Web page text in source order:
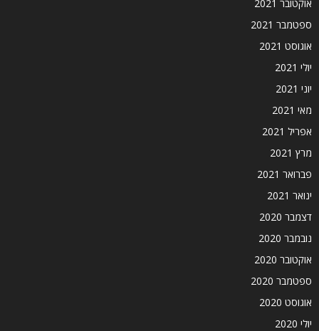
אוקטובר 2021
ספטמבר 2021
אוגוסט 2021
יולי 2021
יוני 2021
מאי 2021
אפריל 2021
מרץ 2021
פברואר 2021
ינואר 2021
דצמבר 2020
נובמבר 2020
אוקטובר 2020
ספטמבר 2020
אוגוסט 2020
יולי 2020